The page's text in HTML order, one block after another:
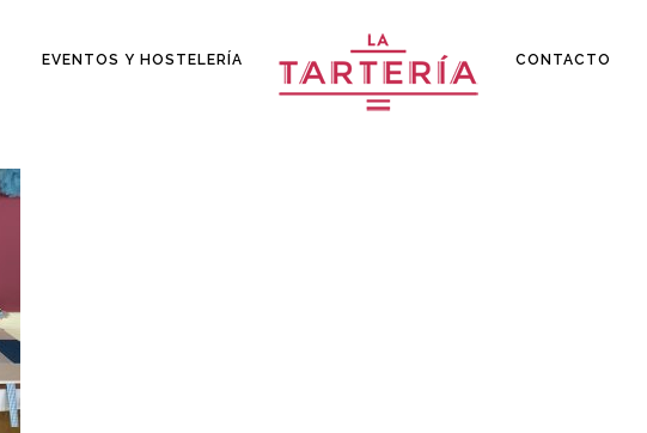
EVENTOS Y HOSTELERÍA CONTACTO